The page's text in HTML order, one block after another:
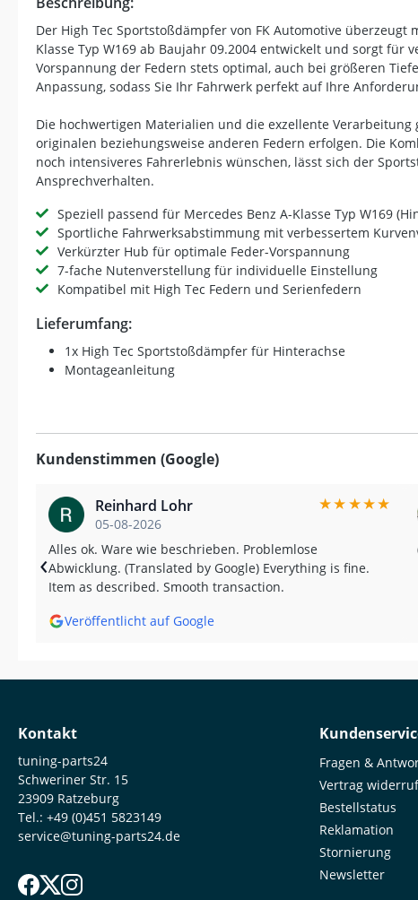
Der High Tec Sportstoßdämpfer von FK Automotive
Klasse Typ W169 ab Baujahr 09.2004 entwickelt und sorgt
Vorspannung der Federn stets optimal, auch bei größeren
Anpassung, sodass Sie Ihr Fahrwerk perfekt auf Ihre
Die hochwertigen Materialien und die exzellente
originalen beziehungsweise anderen Federn erfolgen. Die
noch intensiveres Fahrerlebnis wünschen, lässt sich der
Ansprechverhalten.
Speziell passend für Mercedes Benz A-Klasse Typ W169
Sportliche Fahrwerksabstimmung mit verbessertem
Verkürzter Hub für optimale Feder-Vorspannung
7-fache Nutenverstellung für individuelle Einstellung
Kompatibel mit High Tec Federn und Serienfedern
Lieferumfang:
1x High Tec Sportstoßdämpfer für Hinterachse
Montageanleitung
Kundenstimmen (Google)
Reinhard Lohr
05-08-2026
★★★★★
Alles ok. Ware wie beschrieben. Problemlose
Abwicklung. (Translated by Google) Everything is fine.
Item as described. Smooth transaction.
Veröffentlicht auf Google
‹
Kontakt
tuning-parts24
Schweriner Str. 15
23909 Ratzeburg
Tel.: +49 (0)451 5823149
service@tuning-parts24.de
Fragen &
Vertrag
Bestellstatus
Reklamation
Stornierung
Newsletter